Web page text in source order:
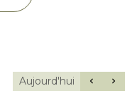
Aujourd'hui